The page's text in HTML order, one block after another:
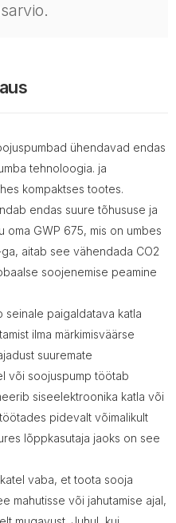
ühendavad endas
tehnoloogia. ja
kompaktses tootes.
endas suure tõhususe ja
oma GWP 675, mis on umbes
aitab see vähendada CO2
soojenemise peamine
seinale paigaldatava katla
ilma märkimisväärse
suuremate
või soojuspump töötab
siseelektroonika katla või
pidevalt võimalikult
lõppkasutaja jaoks on see
vaba, et toota sooja
mahutisse või jahutamise ajal,